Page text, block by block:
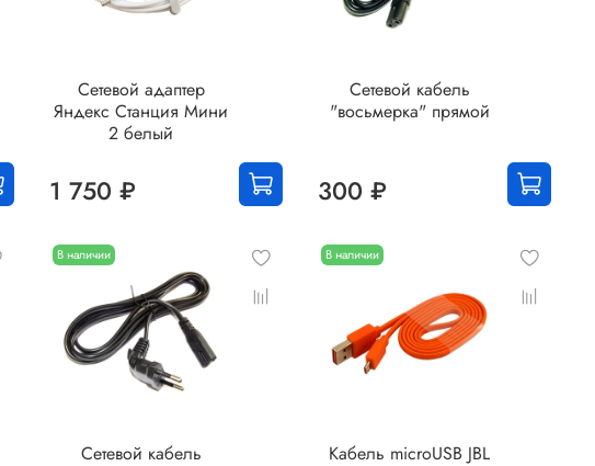
Сетевой адаптер
Яндекс Станция Мини
2 белый
1 750 ₽
Сетевой кабель
"восьмерка" прямой
300 ₽
В наличии
Сетевой кабель
В наличии
Кабель microUSB JBL